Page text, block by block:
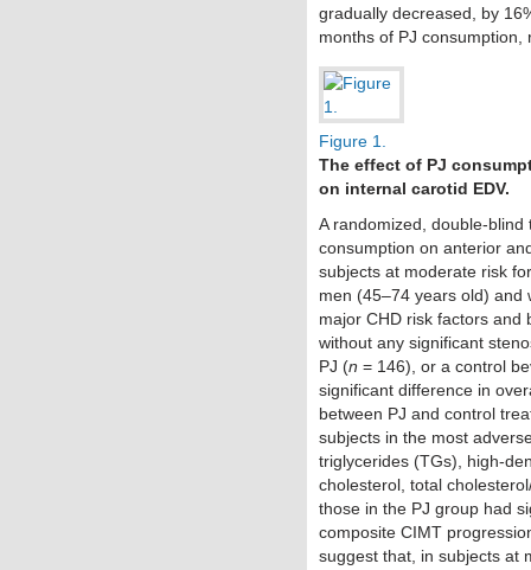
gradually decreased, by
months of PJ consumption,
Figure 1.
The effect of PJ
on internal carotid EDV.
A randomized, double-
consumption on anterior
subjects at moderate risk
men (45–74 years old) and
major CHD risk factors and
without any significant
PJ (n = 146), or a control
significant difference in
between PJ and control
subjects in the most
triglycerides (TGs), high-
cholesterol, total
those in the PJ group had
composite CIMT
suggest that, in subjects at